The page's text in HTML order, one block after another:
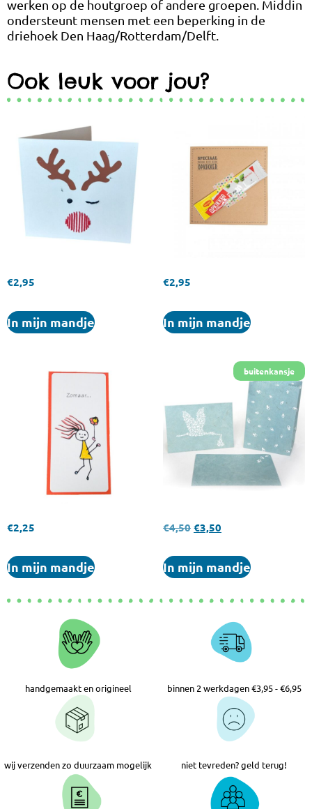
werken op de houtgroep of andere groepen. Middin
ondersteunt mensen met een beperking in de
driehoek Den Haag/Rotterdam/Delft.
Ook leuk voor jou?
€2,95
In mijn mandje
€2,95
In mijn mandje
€2,25
In mijn mandje
€4,50 €3,50
In mijn mandje
handgemaakt en origineel binnen 2 werkdagen €3,95 - €6,95
wij verzenden zo duurzaam mogelijk niet tevreden? geld terug!